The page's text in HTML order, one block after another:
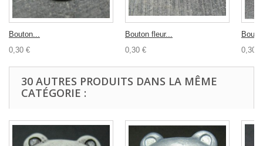
Bouton...
0,30 €
Bouton fleur...
0,30 €
0,30 €
30 AUTRES PRODUITS DANS LA MÊME
CATÉGORIE :